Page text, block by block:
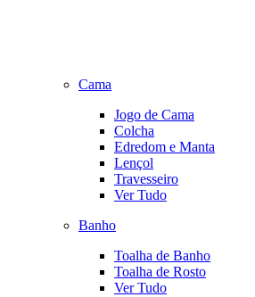
Cama
Jogo de Cama
Colcha
Edredom e Manta
Lençol
Travesseiro
Ver Tudo
Banho
Toalha de Banho
Toalha de Rosto
Ver Tudo